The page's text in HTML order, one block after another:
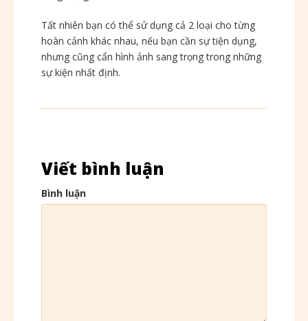
Tất nhiên bạn có thể sử dụng cả 2 loại cho từng
hoàn cảnh khác nhau, nếu bạn cần sự tiện dụng,
nhưng cũng cẩn hình ảnh sang trọng trong những
sự kiện nhất định.
Viết bình luận
Bình luận